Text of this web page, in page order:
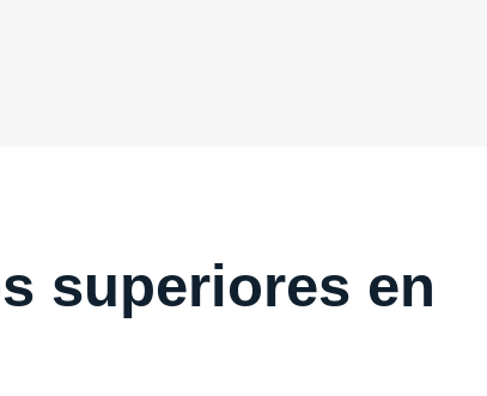
superiores en